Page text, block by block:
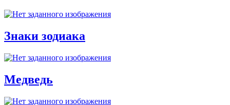
Знаки зодиака
Медведь